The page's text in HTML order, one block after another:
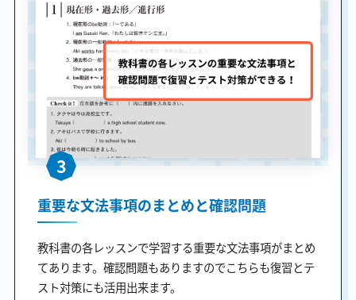
3
重要な文法事項のまとめと確認問題
教科書の各レッスンで学習する重要な文法事項がまとめ
てあります。確認問題もありますのでこちらも復習とテ
スト対策にも活用出来ます。